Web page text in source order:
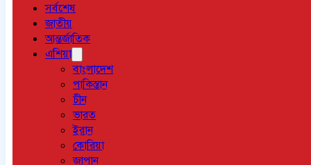
সর্বশেষ
জাতীয়
আন্তর্জাতিক
এশিয়া
বাংলাদেশ
পাকিস্তান
চীন
ভারত
ইরান
কোরিয়া
জাপান